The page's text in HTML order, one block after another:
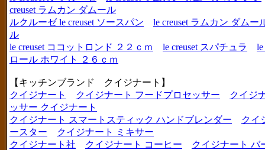
creuset ラムカン ダムール
ルクルーゼ le creuset ソースパン
le creuset ラムカン ダム
ル
le creuset ココットロンド ２２ｃｍ
le creuset スパチュラ
le
ロール ホワイト ２６ｃｍ
【キッチンブランド クイジナート】
クイジナート
クイジナート フードプロセッサー
クイジ
ッサー クイジナート
クイジナート スマートスティック ハンドブレンダー
クイ
ースター
クイジナート ミキサー
クイジナート社
クイジナート コーヒー
クイジナート バ